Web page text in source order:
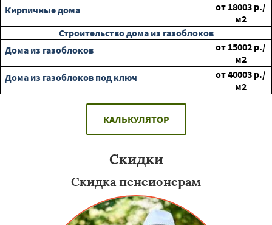
Кирпичные дома
от 18003 р./
м2
Строительство дома из газоблоков
Дома из газоблоков
от 15002 р./
м2
Дома из газоблоков под ключ
от40003 р./
м2
КАЛЬКУЛЯТОР
Скидки
Скидка пенсионерам